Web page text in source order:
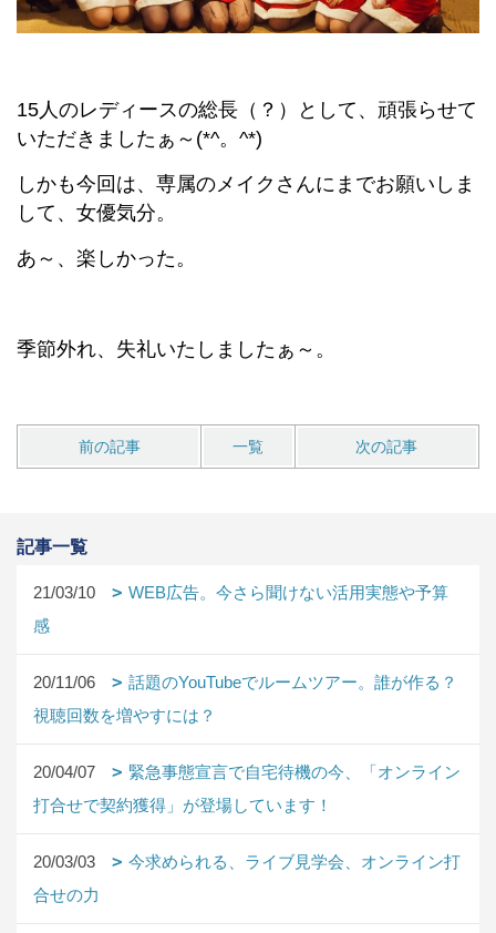
15人のレディースの総長（？）として、頑張らせて
いただきましたぁ～(*^。^*)
しかも今回は、専属のメイクさんにまでお願いしま
して、女優気分。
あ～、楽しかった。
季節外れ、失礼いたしましたぁ～。
前の記事 一覧 次の記事
記事一覧
21/03/10
WEB広告。今さら聞けない活用実態や予算
感
20/11/06
話題のYouTubeでルームツアー。誰が作る？
視聴回数を増やすには？
20/04/07
緊急事態宣言で自宅待機の今、「オンライン
打合せで契約獲得」が登場しています！
20/03/03
今求められる、ライブ見学会、オンライン打
合せの力